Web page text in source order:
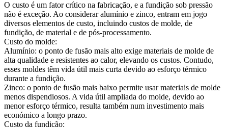
O custo é um fator crítico na fabricação, e a fundição sob pressão
não é exceção. Ao considerar alumínio e zinco, entram em jogo
diversos elementos de custo, incluindo custos de molde, de
fundição, de material e de pós-processamento.
Custo do molde:
Alumínio: o ponto de fusão mais alto exige materiais de molde de
alta qualidade e resistentes ao calor, elevando os custos. Contudo,
esses moldes têm vida útil mais curta devido ao esforço térmico
durante a fundição.
Zinco: o ponto de fusão mais baixo permite usar materiais de molde
menos dispendiosos. A vida útil ampliada do molde, devido ao
menor esforço térmico, resulta também num investimento mais
económico a longo prazo.
Custo da fundição: